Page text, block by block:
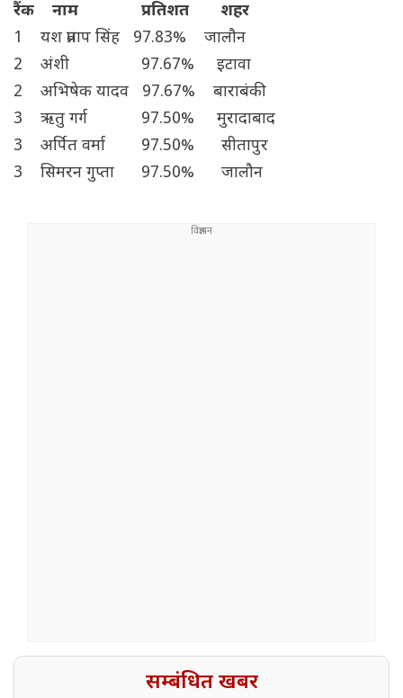
रैंक नाम प्रतिशत
शहर
1 यश प्रताप सिंह 97.83% जालौन
2 अंशी 97.67% इटावा
2 अभिषेक यादव 97.67% बाराबंकी
3 ऋतु गर्ग 97.50% मुरादाबाद
3 अर्पित वर्मा 97.50% सीतापुर
3 सिमरन गुप्ता 97.50% जालौन
सम्बंधित खबर